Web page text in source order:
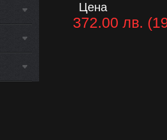
Цена
372.00 лв.